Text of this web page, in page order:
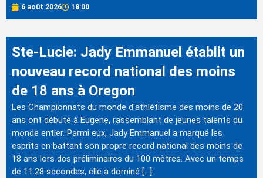
6 août 2026 18:00
Ste-Lucie: Jady Emmanuel établit un
nouveau record national des moins
de 18 ans à Oregon
Les Championnats du monde d'athlétisme des moins de 20
ans ont débuté à Eugene, rassemblant de jeunes talents du
monde entier. Parmi eux, Jady Emmanuel a marqué les
esprits en battant son propre record national des moins de
18 ans lors des préliminaires du 100 mètres. Avec un temps
de 11.28 secondes, elle a dominé […]